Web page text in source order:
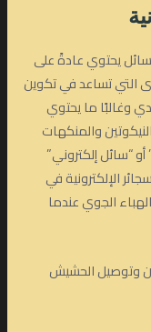
سائل يحتوي عادةً على
التي تساعد في تكوين
وغالبًا ما يحتوي
والمنكهات
“سائل إلكتروني”
الإلكترونية في
الجوي عندما
وتوصيل الحشيش